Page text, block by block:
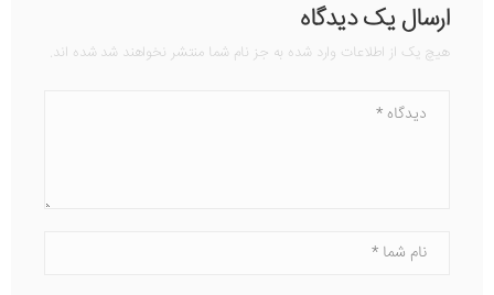
ارسال یک دیدگاه
هیچ یک از اطلاعات وارد شده به جز نام شما منتشر نخواهند شد شده اند.